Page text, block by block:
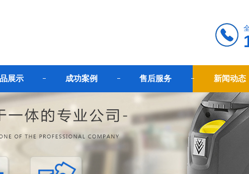
展示 成功案例 售后服务 新闻动态